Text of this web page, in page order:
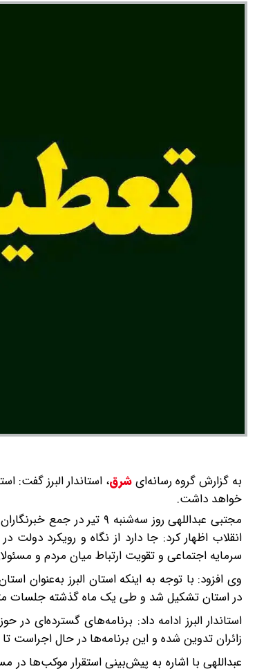
به گزارش گروه رسانه‌ایشرق،
خواهد داشت.
مجتبی عبداللهی روز
انقلاب اظهار کرد: جا دارد از نگاه و رویکرد دولت
سرمایه اجتماعی و تقویت ارتباط میان مردم و
وی افزود: با توجه به اینکه استان البرز به‌عنوان
در استان تشکیل شد و طی یک ماه گذشته جلسات
استاندار البرز ادامه داد: برنامه‌های گسترده‌ای
زائران تدوین شده و این برنامه‌ها در حال اجراست تا
عبداللهی با اشاره به پیش‌بینی استقرار موکب‌ها